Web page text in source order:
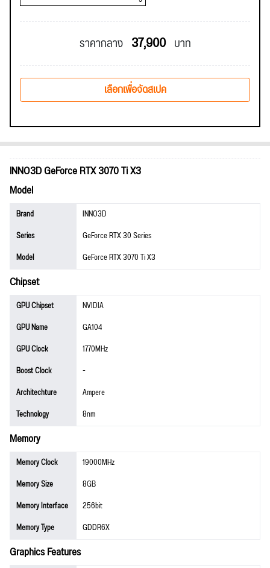
ราคากลาง 37,900 บาท
เลือกเพื่อจัดสเปค
INNO3D GeForce RTX 3070 Ti X3
Model
Brand
INNO3D
Series
GeForce RTX 30 Series
Model
GeForce RTX 3070 Ti X3
Chipset
GPU Chipset
NVIDIA
GPU Name
GA104
GPU Clock
1770MHz
Boost Clock
-
Architechture
Ampere
Technology
8nm
Memory
Memory Clock
19000MHz
Memory Size
8GB
Memory Interface
256bit
Memory Type
GDDR6X
Graphics Features